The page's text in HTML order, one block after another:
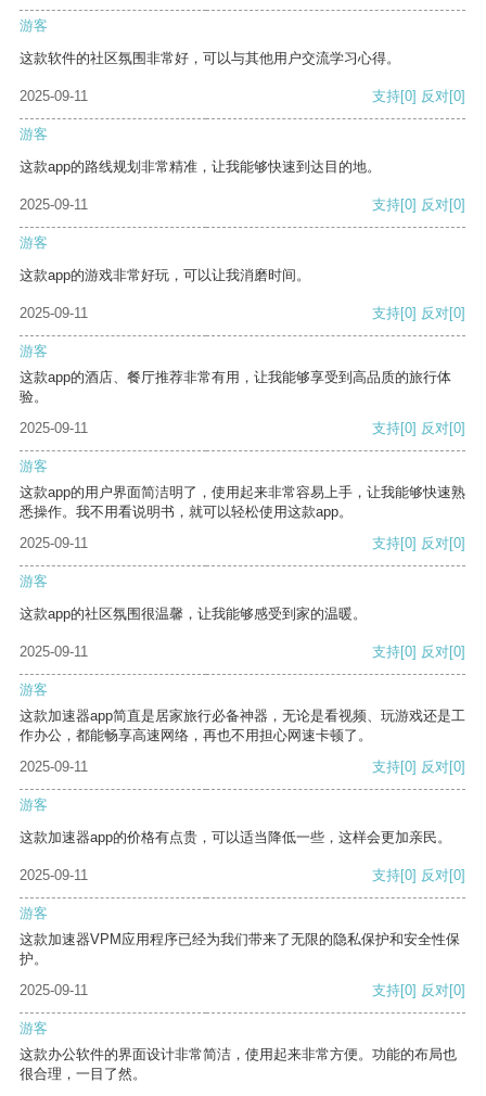
游客
这款软件的社区氛围非常好，可以与其他用户交流学习心得。
2025-09-11 支持[0] 反对[0]
游客
这款app的路线规划非常精准，让我能够快速到达目的地。
2025-09-11 支持[0] 反对[0]
游客
这款app的游戏非常好玩，可以让我消磨时间。
2025-09-11 支持[0] 反对[0]
游客
这款app的酒店、餐厅推荐非常有用，让我能够享受到高品质的旅行体
验。
2025-09-11
支持[0] 反对[0]
游客
这款app的用户界面简洁明了，使用起来非常容易上手，让我能够快速熟
悉操作。我不用看说明书，就可以轻松使用这款app。
2025-09-11
支持[0] 反对[0]
游客
这款app的社区氛围很温馨，让我能够感受到家的温暖。
2025-09-11 支持[0] 反对[0]
游客
这款加速器app简直是居家旅行必备神器，无论是看视频、玩游戏还是工
作办公，都能畅享高速网络，再也不用担心网速卡顿了。
2025-09-11
支持[0] 反对[0]
游客
这款加速器app的价格有点贵，可以适当降低一些，这样会更加亲民。
2025-09-11 支持[0] 反对[0]
游客
这款加速器VPM应用程序已经为我们带来了无限的隐私保护和安全性保
护。
2025-09-11
支持[0] 反对[0]
游客
这款办公软件的界面设计非常简洁，使用起来非常方便。功能的布局也
很合理，一目了然。